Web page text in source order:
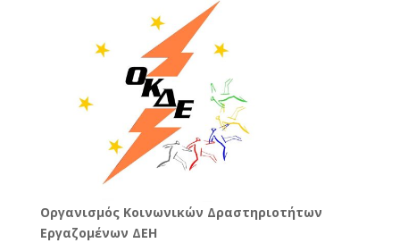
Oργανισμός Κοινωνικών Δραστηριοτήτων
Εργαζομένων ΔΕΗ